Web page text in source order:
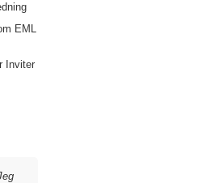
EML
Inviter